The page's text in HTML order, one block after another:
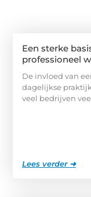
Een sterke
professioneel
De invloed van
dagelijkse
veel bedrijven
Lees verder ➜